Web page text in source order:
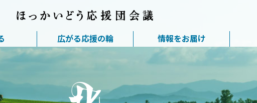
広がる応援の輪 情報をお届け